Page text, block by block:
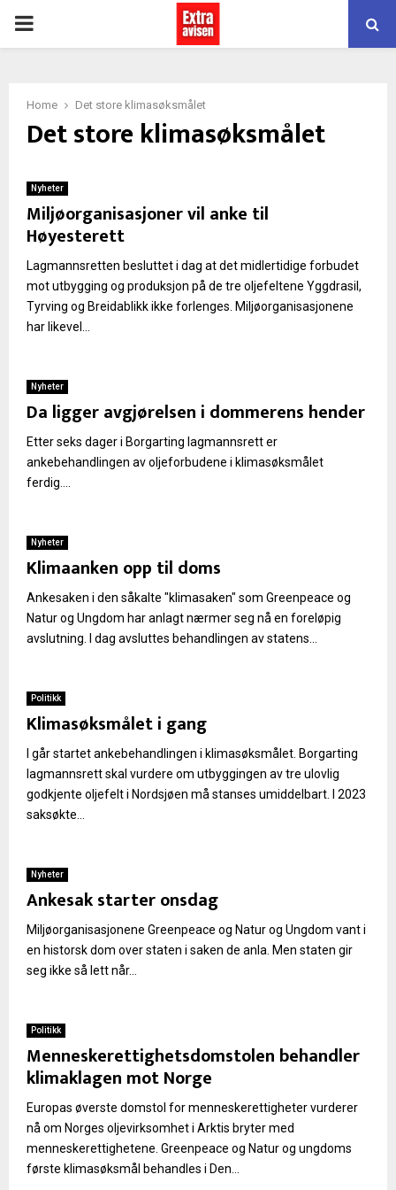
PRIMARY
Home Det store klimasøksmålet
Det store klimasøksmålet
Nyheter
Miljøorganisasjoner vil anke til
Høyesterett
Lagmannsretten besluttet i dag at det midlertidige forbudet
mot utbygging og produksjon på de tre oljefeltene Yggdrasil,
Tyrving og Breidablikk ikke forlenges. Miljøorganisasjonene
har likevel...
Nyheter
Da ligger avgjørelsen i dommerens hender
Etter seks dager i Borgarting lagmannsrett er
ankebehandlingen av oljeforbudene i klimasøksmålet
ferdig....
Nyheter
Klimaanken opp til doms
Ankesaken i den såkalte "klimasaken" som Greenpeace og
Natur og Ungdom har anlagt nærmer seg nå en foreløpig
avslutning. I dag avsluttes behandlingen av statens...
Politikk
Klimasøksmålet i gang
I går startet ankebehandlingen i klimasøksmålet. Borgarting
lagmannsrett skal vurdere om utbyggingen av tre ulovlig
godkjente oljefelt i Nordsjøen må stanses umiddelbart. I 2023
saksøkte...
Nyheter
Ankesak starter onsdag
Miljøorganisasjonene Greenpeace og Natur og Ungdom vant i
en historsk dom over staten i saken de anla. Men staten gir
seg ikke så lett når...
Politikk
Menneskerettighetsdomstolen behandler
klimaklagen mot Norge
Europas øverste domstol for menneskerettigheter vurderer
nå om Norges oljevirksomhet i Arktis bryter med
menneskerettighetene. Greenpeace og Natur og ungdoms
første klimasøksmål behandles i Den...